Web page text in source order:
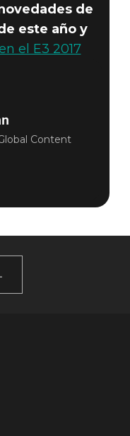
de
este año y
el E3 2017
Content